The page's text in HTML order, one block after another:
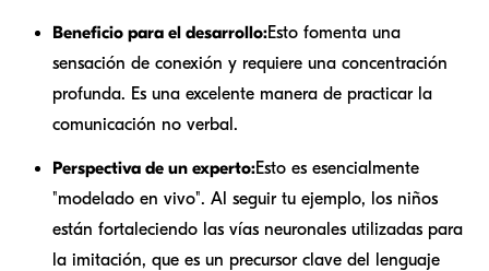
Beneficio para el desarrollo:Esto fomenta una
sensación de conexión y requiere una concentración
profunda. Es una excelente manera de practicar la
comunicación no verbal.
Perspectiva de un experto:Esto es esencialmente
"modelado en vivo". Al seguir tu ejemplo, los niños
están fortaleciendo las vías neuronales utilizadas para
la imitación, que es un precursor clave del lenguaje